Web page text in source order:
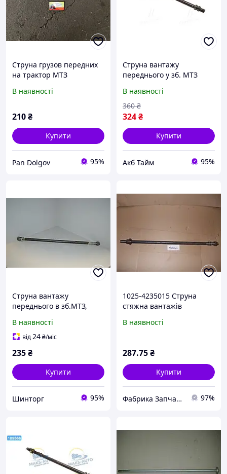
Струна грузов передних
на трактор МТЗ
В наявності
210₴
Купити
Pan Dolgov 95%
Струна вантажу
переднього у зб. МТЗ
4235015 UA58
В наявності
324₴
360 ₴
Купити
Акб Тайм 95%
Струна вантажу
переднього в зб.МТЗ,
В наявності
від24₴/міс
235₴
Купити
Шинторг 95%
1025-4235015 Струна
стяжна вантажів
1523 (пр. україна)
В наявності
287.75₴
Купити
Фабрика Запчастин 97%